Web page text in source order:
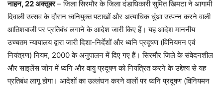
नाहन, 22 अक्तूबर– जिला सिरमौर के जिला दंडाधिकारी सुमित खिमटा ने आगामी
दिवाली उत्सव के दौरान ध्वनियुक्त पटाखों और अत्याधिक धुंआ उत्पन्न करने वाली
आतिशबाजी पर प्रतिबंध लगाने के आदेश जारी किए हैं। यह आदेश माननीय
उच्चतम न्यायालय द्वारा जारी दिशा-निर्देशों और ध्वनि प्रदूषण (विनियमन एवं
नियंत्रण) नियम, 2000 के अनुपालन में दिए गए हैं। सिरमौर जिले के संवेदनशील
और साइलेंस जोन में ध्वनि और वायु प्रदूषण को नियंत्रित करने के उद्देश्य से यह
प्रतिबंध लागू होगा। आदेशों का उल्लंघन करने वालों पर ध्वनि प्रदूषण (विनियमन